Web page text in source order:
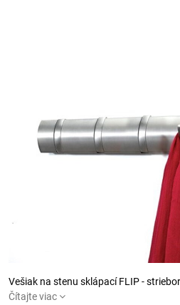
Vešiak na stenu sklápací FLIP -
Čítajte viac